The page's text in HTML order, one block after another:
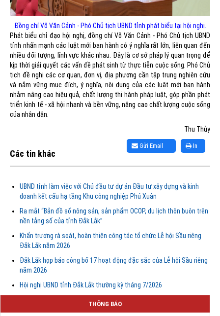
Đồng chí Võ Văn Cảnh - Phó Chủ tịch UBND tỉnh phát biểu tại hội nghị.
Phát biểu chỉ đạo hội nghị, đồng chí Võ Văn Cảnh - Phó Chủ tịch UBND
tỉnh nhấn mạnh các luật mới ban hành có ý nghĩa rất lớn, liên quan đến
nhiều đối tượng, lĩnh vực khác nhau. Đây là cơ sở pháp lý quan trọng để
kịp thời giải quyết các vấn đề phát sinh từ thực tiễn cuộc sống. Phó Chủ
tịch đề nghị các cơ quan, đơn vị, địa phương cần tập trung nghiên cứu
và nắm vững mục đích, ý nghĩa, nội dung của các luật mới ban hành
nhằm nâng cao hiệu quả, chất lượng thi hành pháp luật, góp phần phát
triển kinh tế - xã hội nhanh và bền vững, nâng cao chất lượng cuộc sống
của nhân dân.
Thu Thủy
In
Gửi Email
Các tin khác
UBND tỉnh làm việc với Chủ đầu tư dự án Đầu tư xây dựng và kinh
doanh kết cấu hạ tầng Khu công nghiệp Phú Xuân
Ra mắt “Bản đồ số nông sản, sản phẩm OCOP, du lịch thôn buôn trên
nền tảng số của tỉnh Đắk Lắk”
Khẩn trương rà soát, hoàn thiện công tác tổ chức Lễ hội Sầu riêng
Đắk Lắk năm 2026
Đắk Lắk họp báo công bố 17 hoạt động đặc sắc của Lễ hội Sầu riêng
năm 2026
Hội nghị UBND tỉnh Đắk Lắk thường kỳ tháng 7/2026
THÔNG BÁO
Quyết định Về việc bãi bỏ một số văn bảng quy phạm pháp luật trong
lĩnh vực khoa học và công nghệ do Ủy ban nhân dân tỉnh Đắk Lắk ban
hành trước khi sắp xếp đơn vị hành chính cấp tỉnh
Quyết định kiện toàn Ban Chỉ huy Phòng thủ dân sự tỉnh Đắk Lắk